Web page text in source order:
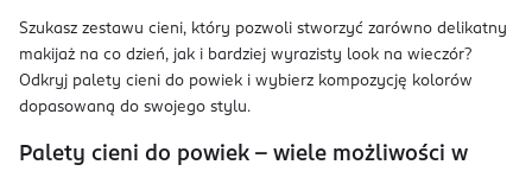
Szukasz zestawu cieni, który pozwoli stworzyć zarówno delikatny
makijaż na co dzień, jak i bardziej wyrazisty look na wieczór?
Odkryj palety cieni do powiek i wybierz kompozycję kolorów
dopasowaną do swojego stylu.
Palety cieni do powiek – wiele możliwości w